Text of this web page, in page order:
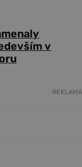
v
REKLAMA